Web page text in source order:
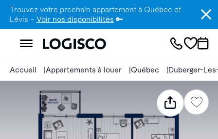
Trouvez votre prochain appartement à Québec et
Lévis – Voir nos disponibilités 🔑
Accueil Appartements à louer Québec Duberger-